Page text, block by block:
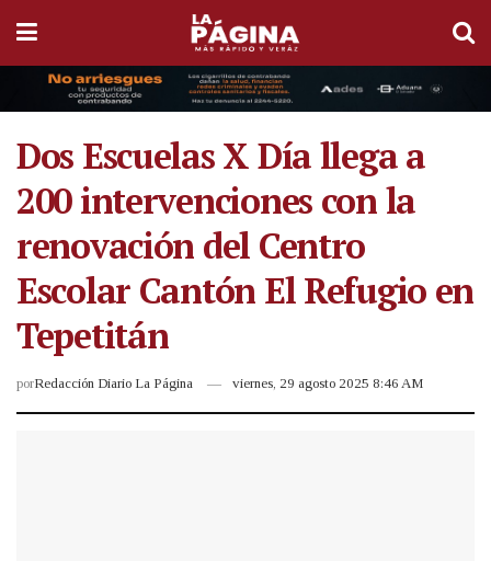
Dos Escuelas X Día llega a
200 intervenciones con la
renovación del Centro
Escolar Cantón El Refugio en
Tepetitán
porRedacción Diario La Página viernes, 29 agosto 2025 8:46 AM